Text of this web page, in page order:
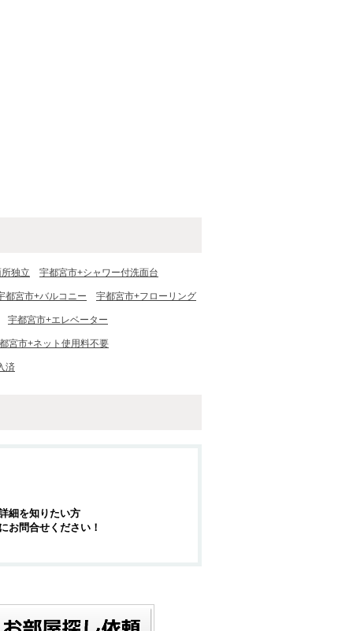
独立 宇都宮市+シャワー付洗面台
都宮市+バルコニー 宇都宮市+フローリング
宇都宮市+エレベーター
宮市+ネット使用料不要
済
細を知りたい方
お問合せください！